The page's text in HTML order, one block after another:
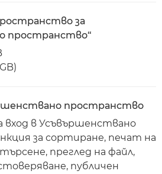
за
пространство“
пространство
вход в Усъвършенствано
за сортиране, печат на
преглед на файл,
публичен